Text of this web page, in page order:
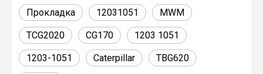
Прокладка 12031051 MWM
TCG2020 CG170 1203 1051
1203-1051 Caterpillar TBG620